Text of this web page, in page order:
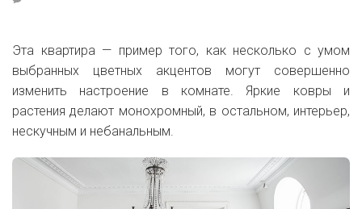
Эта квартира — пример того, как несколько с умом
выбранных цветных акцентов могут совершенно
изменить настроение в комнате. Яркие ковры и
растения делают монохромный, в остальном, интерьер,
нескучным и небанальным.